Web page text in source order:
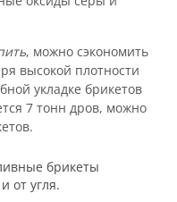
, можно сэкономить
высокой плотности
укладке брикетов
7 тонн дров, можно
брикеты
от угля.